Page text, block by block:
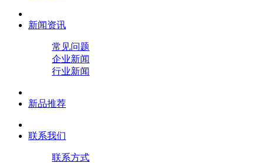
新闻资讯
常见问题
企业新闻
行业新闻
新品推荐
联系我们
联系方式